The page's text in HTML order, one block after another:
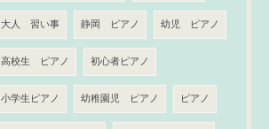
大人 習い事 静岡 ピアノ 幼児 ピアノ
高校生 ピアノ 初心者ピアノ
小学生ピアノ 幼稚園児 ピアノ ピアノ